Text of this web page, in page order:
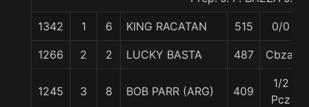
1342 1 6 KING RACATAN 515 0/0
1266 2 2 LUCKY BASTA 487 Cbza.
1245 3 8 BOB PARR (ARG) 409
1/2
Pcz